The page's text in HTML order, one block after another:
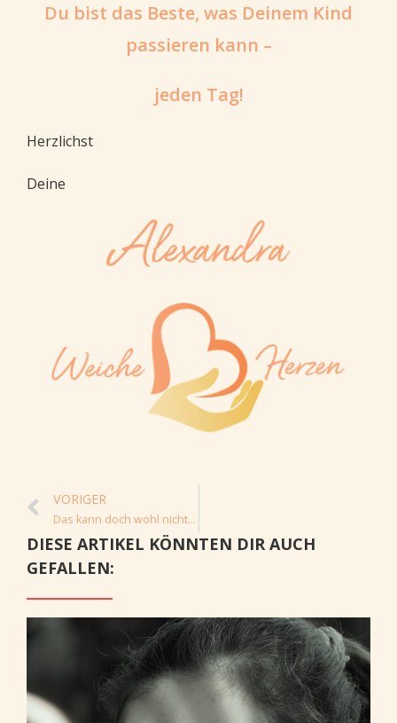
Du bist das Beste, was Deinem Kind
passieren kann –
jeden Tag!
Herzlichst
Deine
VORIGER
Das kann doch wohl nicht wahr sein!
DIESE ARTIKEL KÖNNTEN DIR AUCH
GEFALLEN: